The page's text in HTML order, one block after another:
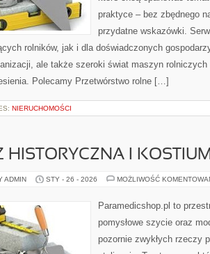
praktyce – bez zbędnego
przydatne wskazówki.
rolników, jak i dla doświadczonych
ale także szeroki świat maszyn
Polecamy Przetwórstwo rolne […]
NIERUCHOMOŚCI
HISTORYCZNA I
ADMIN STY - 26 - 2026 MOŻLIWOŚĆ
Paramedicshop.pl to
pomysłowe szycie oraz
pozornie zwykłych rzeczy